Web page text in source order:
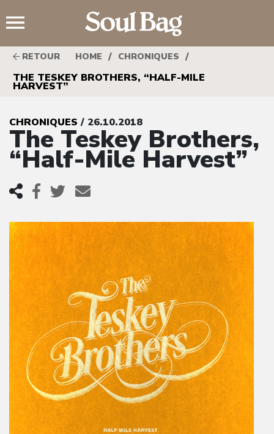
RETOUR HOME / CHRONIQUES /
THE TESKEY BROTHERS, “HALF-MILE
HARVEST”
CHRONIQUES / 26.10.2018
The Teskey Brothers,
“Half-Mile Harvest”